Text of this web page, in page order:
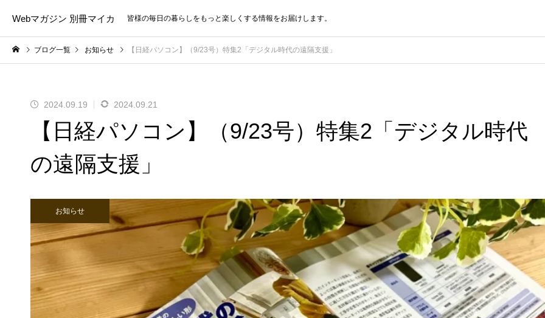
Webマガジン 別冊マイカ 皆様の毎日の暮らしをもっと楽しくする情報をお届けします。
ブログ一覧 お知らせ 【日経パソコン】（9/23号）特集2「デジタル時代の遠隔支援」
2024.09.19 2024.09.21
【日経パソコン】（9/23号）特集2「デジタル時代
の遠隔支援」
お知らせ